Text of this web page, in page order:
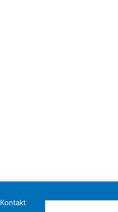
Kontakt